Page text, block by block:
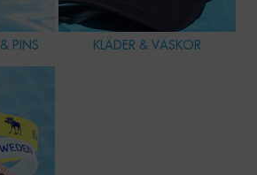
PINS KLÄDER & VÄSKOR